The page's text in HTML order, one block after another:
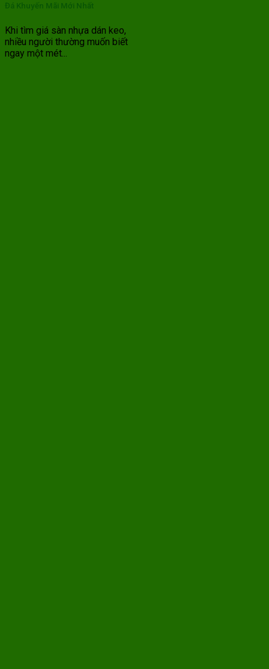
Đá Khuyến Mãi Mới Nhất
Khi tìm giá sàn nhựa dán keo,
nhiều người thường muốn biết
ngay một mét...